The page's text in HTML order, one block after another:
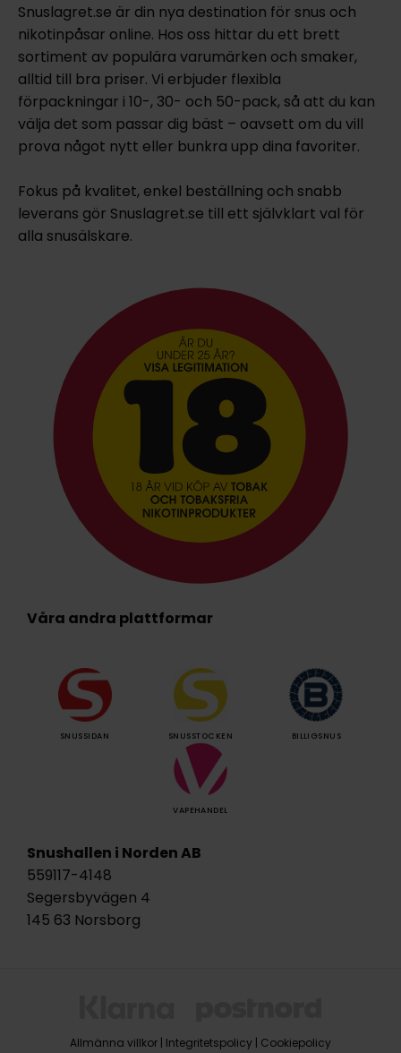
Snuslagret.se är din nya destination för snus och
nikotinpåsar online. Hos oss hittar du ett brett
sortiment av populära varumärken och smaker,
alltid till bra priser. Vi erbjuder flexibla
förpackningar i 10-, 30- och 50-pack, så att du kan
välja det som passar dig bäst – oavsett om du vill
prova något nytt eller bunkra upp dina favoriter.
Fokus på kvalitet, enkel beställning och snabb
leverans gör Snuslagret.se till ett självklart val för
alla snusälskare.
Våra andra plattformar
SNUSSIDAN SNUSSTOCKEN BILLIGSNUS
VAPEHANDEL
Snushallen i Norden AB
559117-4148
Segersbyvägen 4
145 63 Norsborg
Allmänna villkor | Integritetspolicy | Cookiepolicy